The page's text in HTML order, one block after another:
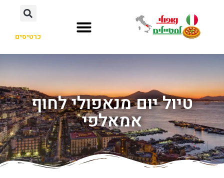
כרטיסים
טיול יום מנאפולי לחוף
אמאלפי